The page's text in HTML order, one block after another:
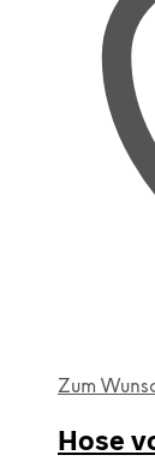
Zum
Hose